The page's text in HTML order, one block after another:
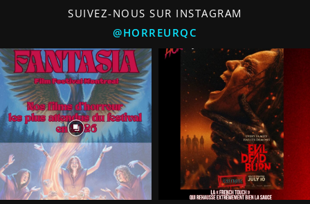
SUIVEZ-NOUS SUR INSTAGRAM
@HORREURQC